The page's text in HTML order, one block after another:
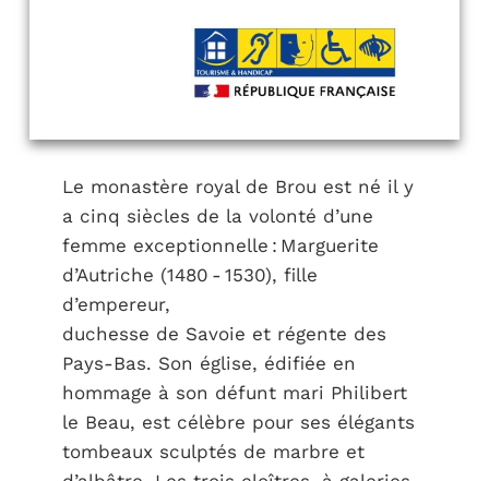
Le monastère royal de Brou est né il y
a cinq siècles de la volonté d’une
femme exceptionnelle : Marguerite
d’Autriche (1480 - 1530), fille
d’empereur,
duchesse de Savoie et régente des
Pays-Bas. Son église, édifiée en
hommage à son défunt mari Philibert
le Beau, est célèbre pour ses élégants
tombeaux sculptés de marbre et